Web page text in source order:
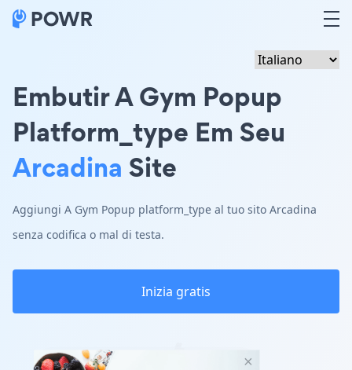
Embutir A Gym Popup
Platform_type Em Seu
Arcadina Site
Aggiungi A Gym Popup platform_type al tuo sito Arcadina
senza codifica o mal di testa.
Inizia gratis